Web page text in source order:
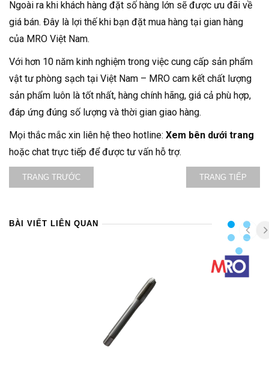
Ngoài ra khi khách hàng đặt số hàng lớn sẽ được ưu đãi về
giá bán. Đây là lợi thế khi bạn đặt mua hàng tại gian hàng
của MRO Việt Nam.
Với hơn 10 năm kinh nghiệm trong việc cung cấp sản phẩm
vật tư phòng sạch tại Việt Nam – MRO cam kết chất lượng
sản phẩm luôn là tốt nhất, hàng chính hãng, giá cả phù hợp,
đáp ứng đúng số lượng và thời gian giao hàng.
Mọi thắc mắc xin liên hệ theo hotline: Xem bên dưới trang
hoặc chat trực tiếp để được tư vấn hỗ trợ.
TRANG TRƯỚC TRANG TIẾP
BÀI VIẾT LIÊN QUAN